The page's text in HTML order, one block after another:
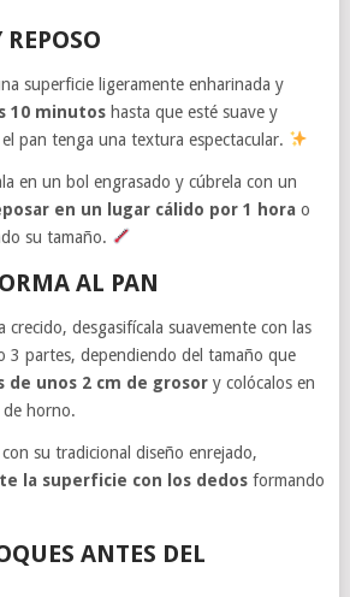
superficie ligeramente enharinada y
10 minutoshasta que esté suave y
pan tenga una textura espectacular.
en un bol engrasado y cúbrela con un
en un lugar cálido por 1 hora o
su tamaño.
AL PAN
crecido, desgasifícala suavemente con las
3 partes, dependiendo del tamaño que
de unos 2 cm de grosory colócalos en
de horno.
su tradicional diseño enrejado,
la superficie con los dedosformando
ANTES DEL